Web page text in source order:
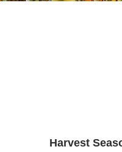
Harvest